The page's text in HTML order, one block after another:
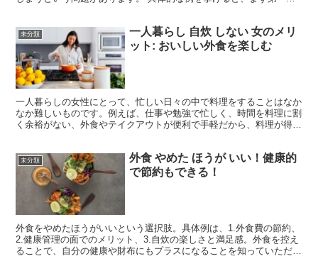
未分類
一人暮らし 自炊 しない 女のメリ
ット: おいしい外食を楽しむ
一人暮らしの女性にとって、忙しい日々の中で料理をすることはなか
なか難しいものです。例えば、仕事や勉強で忙しく、時間を料理に割
く余裕がない、外食やテイクアウトが便利で手軽だから、料理が得意
未分類
外食 やめた ほうが いい！健康的
で節約もできる！
外食をやめたほうがいいという選択肢。具体例は、1.外食費の節約、
2.健康管理の面でのメリット、3.自炊の楽しさと満足感。外食を控え
ることで、自分の健康や財布にもプラスになることを知っていただき